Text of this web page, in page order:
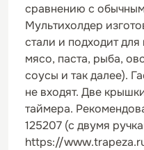
сравнению с
Мультихолдер
стали и подходит
мясо, паста, рыба,
соусы и так далее).
не входят. Две
таймера.
125207 (с двумя
https://